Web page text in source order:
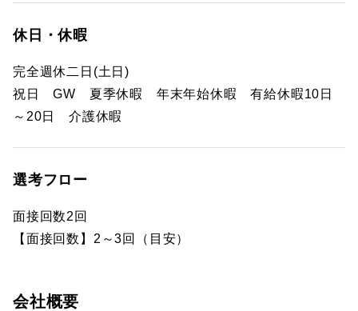
休日・休暇
完全週休二日(土日)
祝日 GW 夏季休暇 年末年始休暇 有給休暇10日
～20日 介護休暇
選考フロー
面接回数2回
【面接回数】2～3回（目安）
会社概要